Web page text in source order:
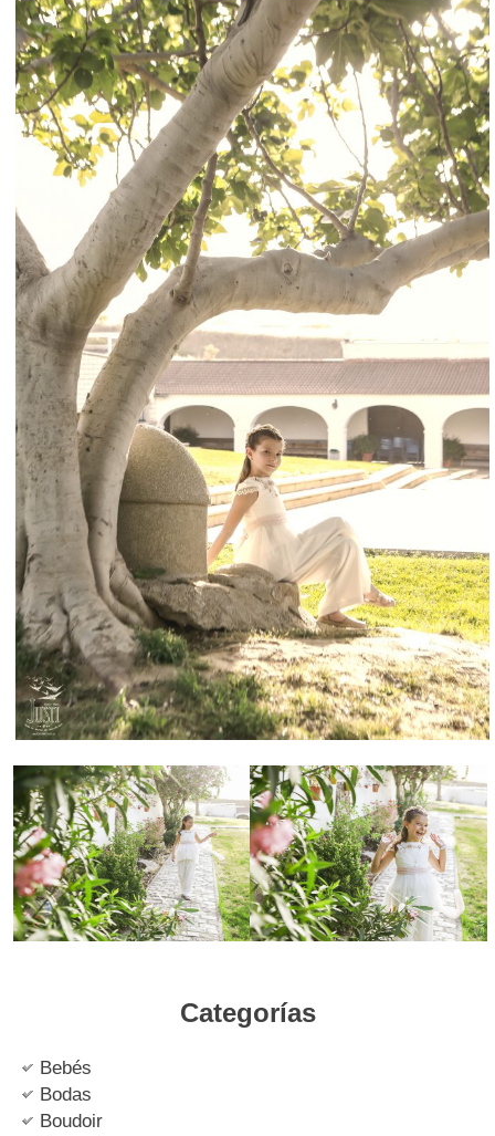
Categorías
Bebés
Bodas
Boudoir